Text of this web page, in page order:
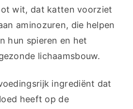
wit, dat katten voorziet
aminozuren, die helpen
hun spieren en het
lichaamsbouw.
ingrediënt dat
heeft op de